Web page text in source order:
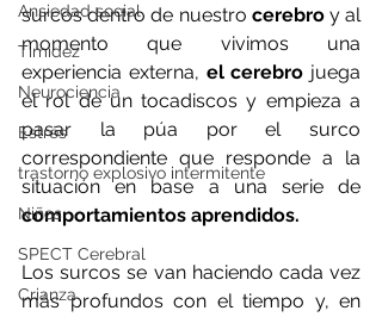
Ansiedad social
Timidez
Neurociencia
Estrés
trastorno explosivo intermitente
Niños
SPECT Cerebral
Crianza
surcos dentro de nuestro cerebro y al
momento que vivimos una
experiencia externa, el cerebro juega
el rol de un tocadiscos y empieza a
pasar la púa por el surco
correspondiente que responde a la
comportamientos aprendidos.
Los surcos se van haciendo cada vez
más profundos con el tiempo y, en